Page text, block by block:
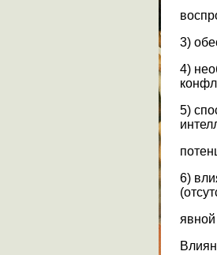
3)
4)
5)
6)